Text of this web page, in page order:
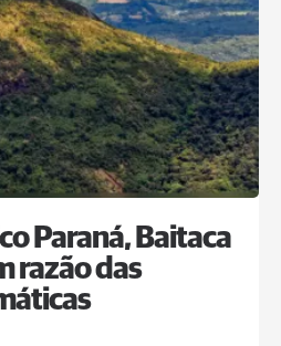
Paraná, Baitaca
razão das